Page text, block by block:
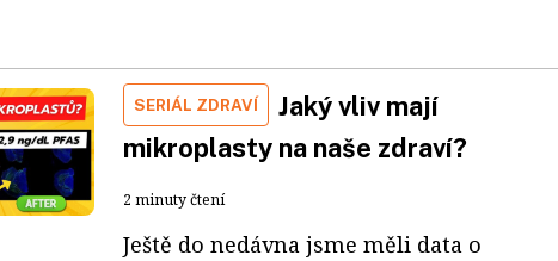
SERIÁL ZDRAVÍ
Jaký vliv mají
mikroplasty na naše zdraví?
2 minuty čtení
Ještě do nedávna jsme měli data o